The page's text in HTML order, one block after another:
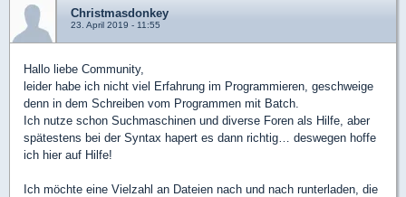
Christmasdonkey
23. April 2019 - 11:55
Hallo liebe Community,
leider habe ich nicht viel Erfahrung im Programmieren, geschweige
denn in dem Schreiben vom Programmen mit Batch.
Ich nutze schon Suchmaschinen und diverse Foren als Hilfe, aber
spätestens bei der Syntax hapert es dann richtig… deswegen hoffe
ich hier auf Hilfe!
Ich möchte eine Vielzahl an Dateien nach und nach runterladen, die